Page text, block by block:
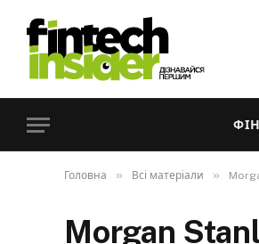
Головна » Всі матеріали »
Morgan